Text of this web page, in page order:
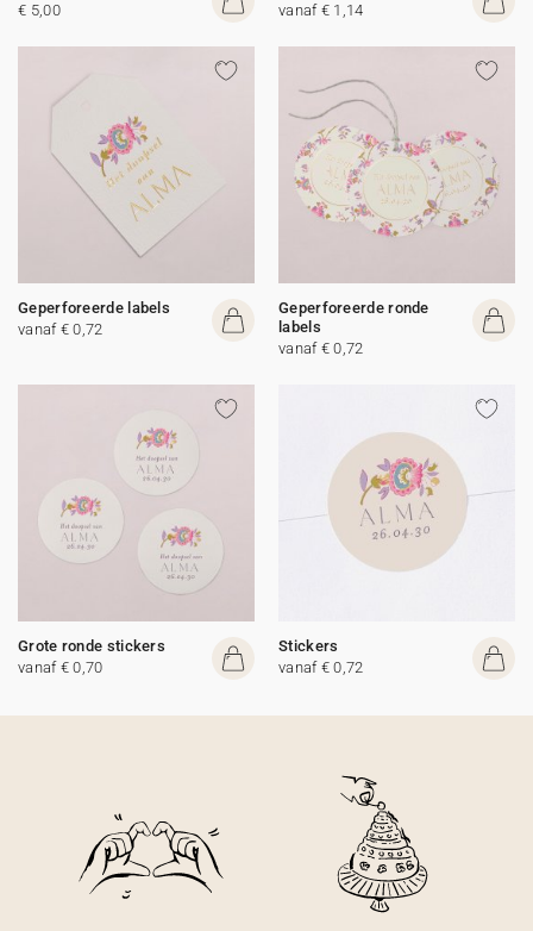
€ 5,00
vanaf € 1,14
Geperforeerde labels
vanaf € 0,72
Geperforeerde ronde
labels
vanaf € 0,72
Grote ronde stickers
vanaf € 0,70
Stickers
vanaf € 0,72